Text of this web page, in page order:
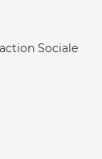
Sociale